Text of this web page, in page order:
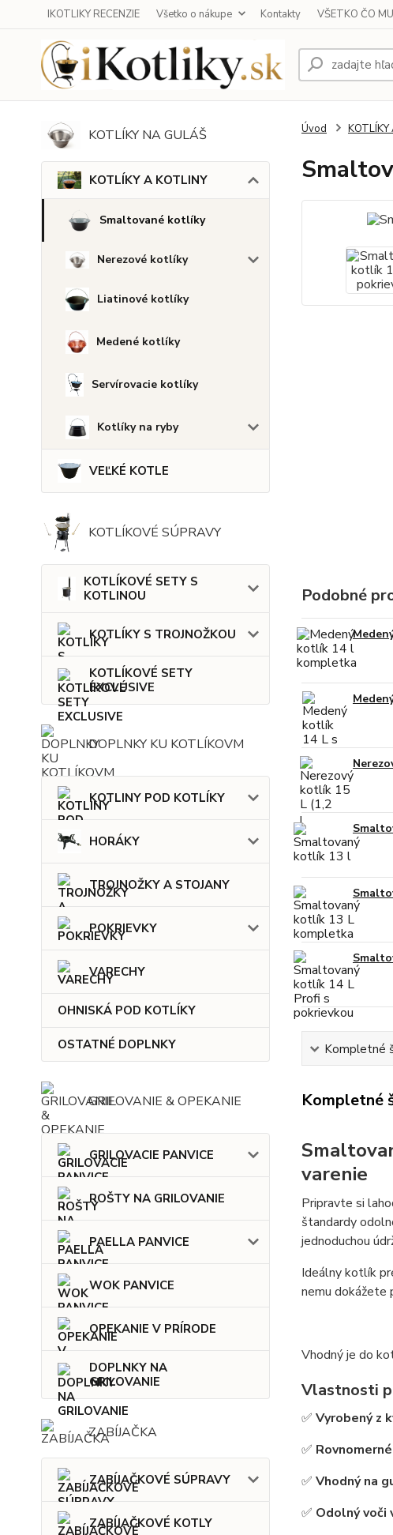
IKOTLIKY RECENZIE Všetko o nákupe Kontakty VŠETKO ČO
KOTLÍKY NA GULÁŠ
KOTLÍKY A KOTLINY
Smaltované kotlíky
Nerezové kotlíky
Liatinové kotlíky
Medené kotlíky
Servírovacie kotlíky
Kotlíky na ryby
VEĽKÉ KOTLE
KOTLÍKOVÉ SÚPRAVY
KOTLÍKOVÉ SETY S
KOTLINOU
KOTLÍKY S TROJNOŽKOU
KOTLÍKOVÉ SETY
EXCLUSIVE
DOPLNKY KU KOTLÍKOVM
KOTLINY POD KOTLÍKY
HORÁKY
TROJNOŽKY A STOJANY
POKRIEVKY
VARECHY
OHNISKÁ POD KOTLÍKY
OSTATNÉ DOPLNKY
GRILOVANIE & OPEKANIE
GRILOVACIE PANVICE
ROŠTY NA GRILOVANIE
PAELLA PANVICE
WOK PANVICE
OPEKANIE V PRÍRODE
DOPLNKY NA
GRILOVANIE
ZABÍJAČKA
ZABÍJAČKOVÉ SÚPRAVY
ZABÍJAČKOVÉ KOTLY
Úvod KOTLÍKY
Podobné
Kompletné
Kompletné
varenie
Pripravte si
štandardy
jednoduchou
Ideálny kotlík
nemu dokážete
Vhodný je do
Vlastnosti
✅ Vyrobený z
✅
✅ Vhodný na
✅ Odolný